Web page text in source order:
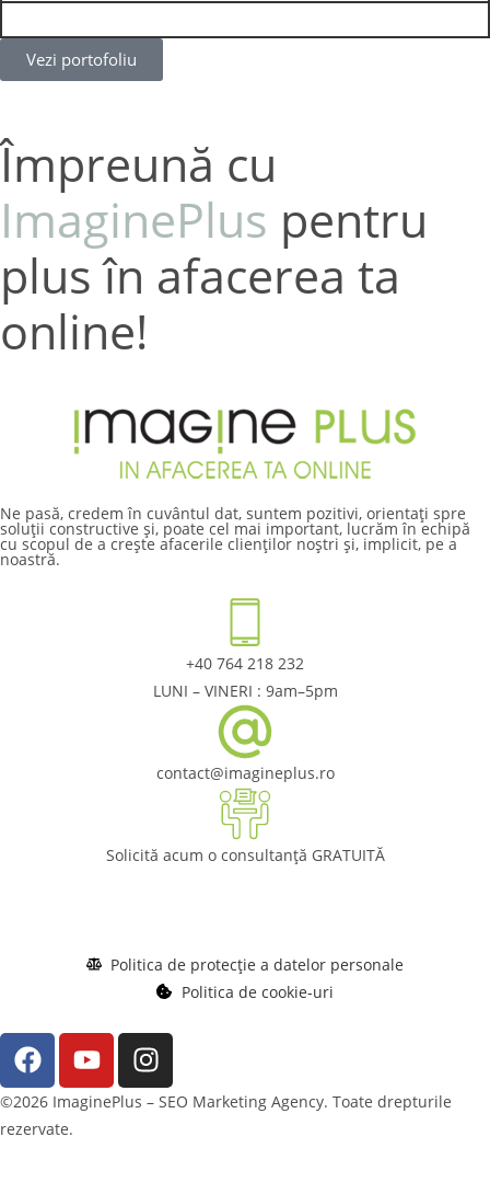
Vezi portofoliu
Împreună cu
ImaginePlus pentru
plus în afacerea ta
online!
Ne pasă, credem în cuvântul dat, suntem pozitivi, orientați spre
soluții constructive și, poate cel mai important, lucrăm în echipă
cu scopul de a crește afacerile clienților noștri și, implicit, pe a
noastră.
+40 764 218 232
LUNI – VINERI : 9am–5pm
contact@imagineplus.ro
Solicită acum o consultanță GRATUITĂ
Politica de protecție a datelor personale
Politica de cookie-uri
©2026 ImaginePlus – SEO Marketing Agency. Toate drepturile
rezervate.